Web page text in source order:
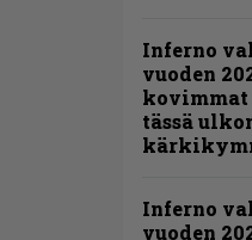
Inferno
vuoden
tässä
Inferno
vuoden